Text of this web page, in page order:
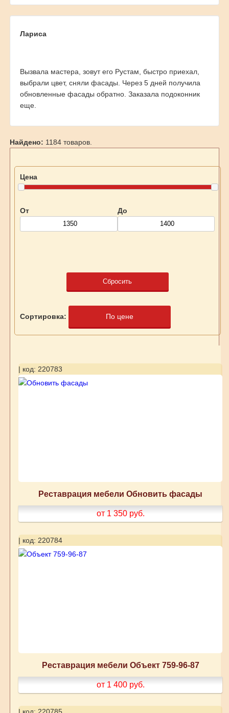
Лариса
Вызвала мастера, зовут его Рустам, быстро приехал,
выбрали цвет, сняли фасады. Через 5 дней получила
обновленные фасады обратно. Заказала подоконник
еще.
Найдено: 1184 товаров.
Цена
От До
Сбросить
Сортировка: По цене
| код: 220783
Реставрация мебели Обновить фасады
от 1 350 руб.
| код: 220784
Реставрация мебели Объект 759-96-87
от 1 400 руб.